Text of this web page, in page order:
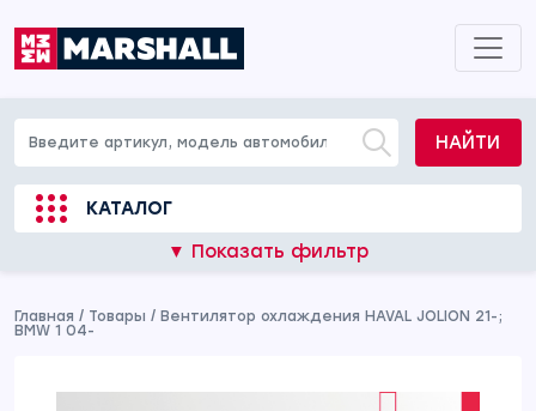
НАЙТИ
КАТАЛОГ
▼ Показать фильтр
Главная / Товары / Вентилятор охлаждения HAVAL JOLION 21-;
BMW 1 04-